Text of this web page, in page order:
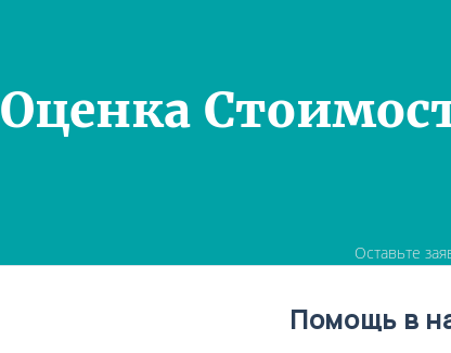
Оценка
Оставьте
Помощь в